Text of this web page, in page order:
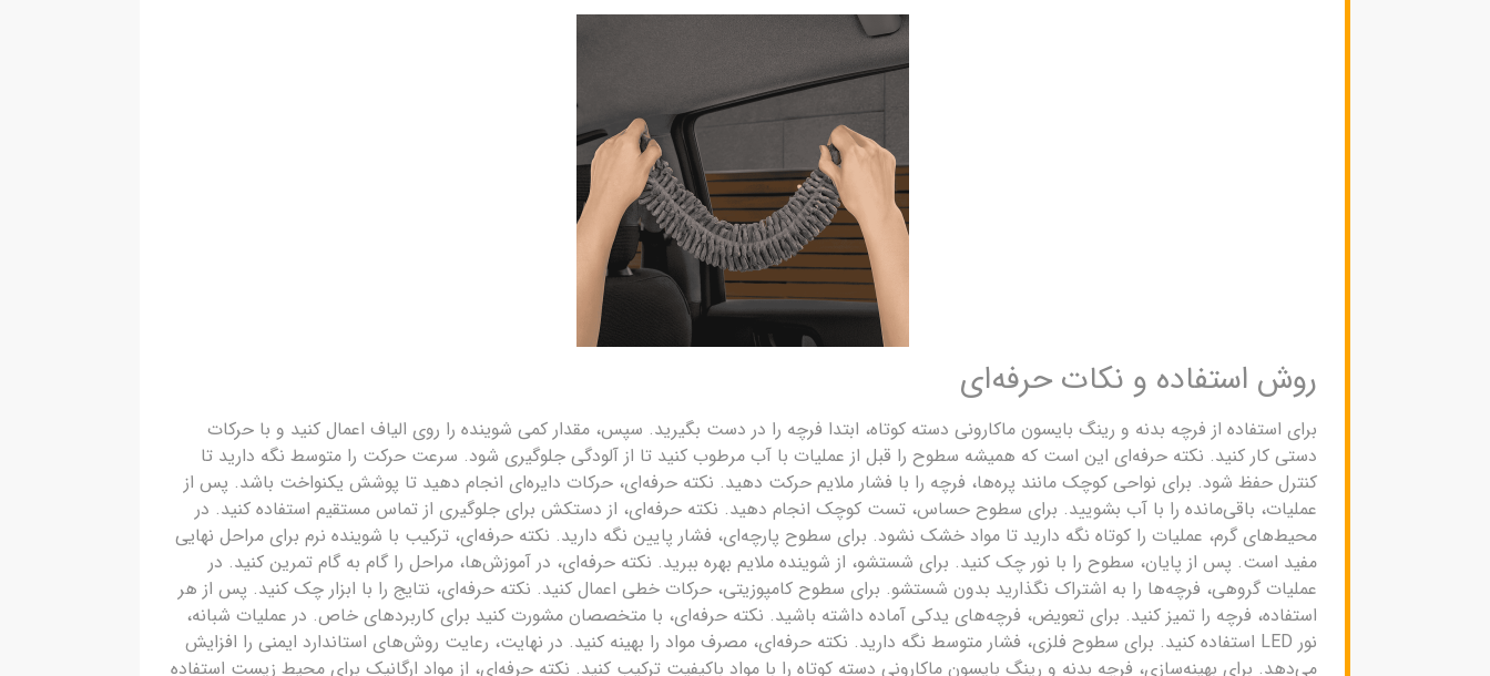
روش استفاده و نکات حرفه‌ای
برای استفاده از فرچه بدنه و رینگ بایسون ماکارونی دسته کوتاه، ابتدا فرچه را در دست بگیرید. سپس، مقدار کمی شوینده را روی الیاف اعمال کنید و با حرکات
دستی کار کنید. نکته حرفه‌ای این است که همیشه سطوح را قبل از عملیات با آب مرطوب کنید تا از آلودگی جلوگیری شود. سرعت حرکت را متوسط نگه دارید تا
کنترل حفظ شود. برای نواحی کوچک مانند پره‌ها، فرچه را با فشار ملایم حرکت دهید. نکته حرفه‌ای، حرکات دایره‌ای انجام دهید تا پوشش یکنواخت باشد. پس از
عملیات، باقی‌مانده را با آب بشویید. برای سطوح حساس، تست کوچک انجام دهید. نکته حرفه‌ای، از دستکش برای جلوگیری از تماس مستقیم استفاده کنید. در
محیط‌های گرم، عملیات را کوتاه نگه دارید تا مواد خشک نشود. برای سطوح پارچه‌ای، فشار پایین نگه دارید. نکته حرفه‌ای، ترکیب با شوینده نرم برای مراحل نهایی
مفید است. پس از پایان، سطوح را با نور چک کنید. برای شستشو، از شوینده ملایم بهره ببرید. نکته حرفه‌ای، در آموزش‌ها، مراحل را گام به گام تمرین کنید. در
عملیات گروهی، فرچه‌ها را به اشتراک نگذارید بدون شستشو. برای سطوح کامپوزیتی، حرکات خطی اعمال کنید. نکته حرفه‌ای، نتایج را با ابزار چک کنید. پس از هر
استفاده، فرچه را تمیز کنید. برای تعویض، فرچه‌های یدکی آماده داشته باشید. نکته حرفه‌ای، با متخصصان مشورت کنید برای کاربردهای خاص. در عملیات شبانه،
نور LED استفاده کنید. برای سطوح فلزی، فشار متوسط نگه دارید. نکته حرفه‌ای، مصرف مواد را بهینه کنید. در نهایت، رعایت روش‌های استاندارد ایمنی را افزایش
می‌دهد. برای بهینه‌سازی، فرچه بدنه و رینگ بایسون ماکارونی دسته کوتاه را با مواد باکیفیت ترکیب کنید. نکته حرفه‌ای، از مواد ارگانیک برای محیط زیست استفاده